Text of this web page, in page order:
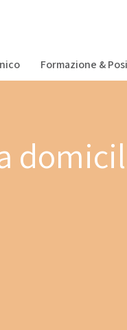
Formazione &